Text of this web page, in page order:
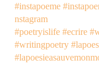
#instapoeme
nstagram
#poetryislife #ecrire
#writingpoetry